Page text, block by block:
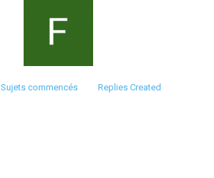
Sujets commencés Replies Created